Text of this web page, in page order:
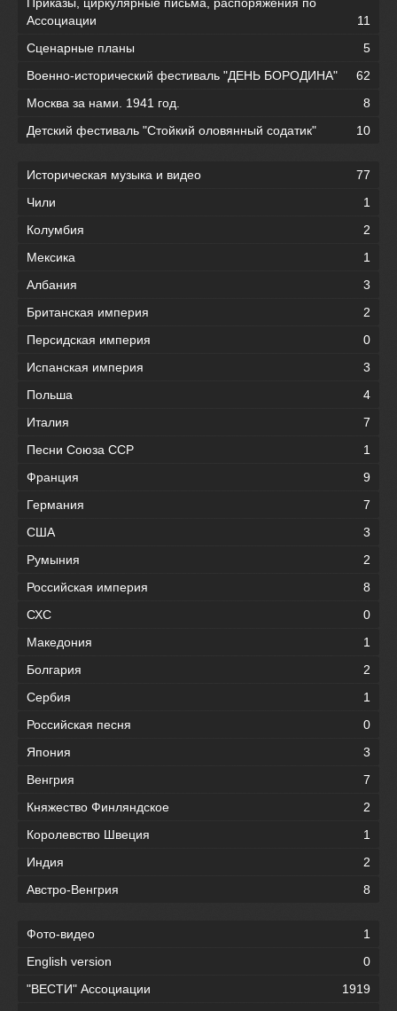
Ассоциации
11
Сценарные планы
5
Военно-исторический фестиваль "ДЕНЬ БОРОДИНА"
62
Москва за нами. 1941 год.
8
Детский фестиваль "Стойкий оловянный содатик"
10
Историческая музыка и видео
77
Чили
1
Колумбия
2
Мексика
1
Албания
3
Британская империя
2
Персидская империя
0
Испанская империя
3
Польша
4
Италия
7
Песни Союза ССР
1
Франция
9
Германия
7
США
3
Румыния
2
Российская империя
8
СХС
0
Македония
1
Болгария
2
Сербия
1
Российская песня
0
Япония
3
Венгрия
7
Княжество Финляндское
2
Королевство Швеция
1
Индия
2
Австро-Венгрия
8
Фото-видео
1
English version
0
"ВЕСТИ" Ассоциации
1919